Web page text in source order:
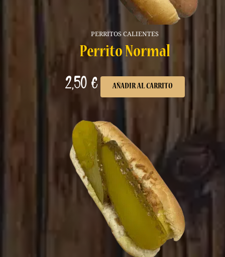
PERRITOS CALIENTES
Perrito Normal
2,50 € AÑADIR AL CARRITO